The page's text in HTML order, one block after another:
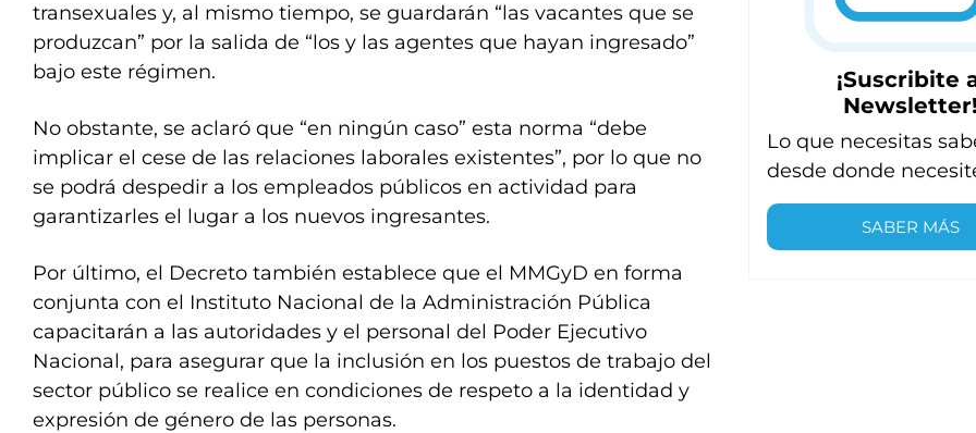
transexuales y, al mismo tiempo, se guardarán “las vacantes que se
produzcan” por la salida de “los y las agentes que hayan ingresado”
bajo este régimen.
No obstante, se aclaró que “en ningún caso” esta norma “debe
implicar el cese de las relaciones laborales existentes”, por lo que no
se podrá despedir a los empleados públicos en actividad para
garantizarles el lugar a los nuevos ingresantes.
Por último, el Decreto también establece que el MMGyD en forma
conjunta con el Instituto Nacional de la Administración Pública
capacitarán a las autoridades y el personal del Poder Ejecutivo
Nacional, para asegurar que la inclusión en los puestos de trabajo del
sector público se realice en condiciones de respeto a la identidad y
expresión de género de las personas.
¡Suscribite
Lo que necesitas
desde donde
SABER MÁS